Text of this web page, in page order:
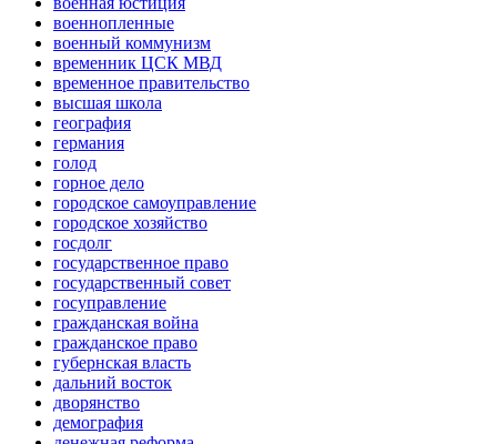
военнопленные
военный коммунизм
временник ЦСК МВД
временное правительство
высшая школа
география
германия
голод
горное дело
городское самоуправление
городское хозяйство
госдолг
государственное право
государственный совет
госуправление
гражданская война
гражданское право
губернская власть
дальний восток
дворянство
демография